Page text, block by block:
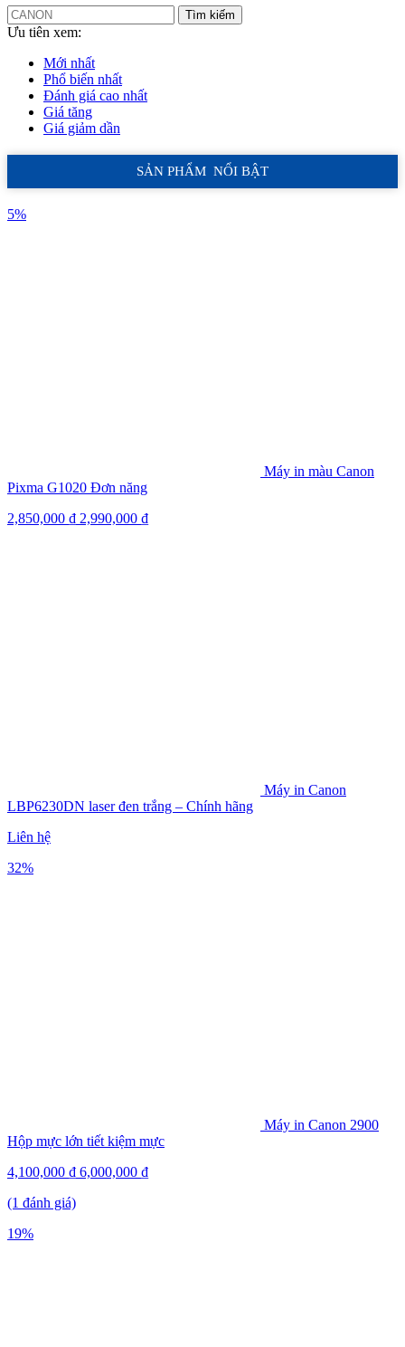
Tìm kiếm
Ưu tiên xem:
Mới nhất
Phổ biến nhất
Đánh giá cao nhất
Giá tăng
Giá giảm dần
SẢN PHẨM NỔI BẬT
5%
Máy in màu Canon
Pixma G1020 Đơn năng
2,850,000 ₫ 2,990,000 ₫
Máy in Canon
LBP6230DN laser đen trắng – Chính hãng
Liên hệ
32%
Máy in Canon 2900
Hộp mực lớn tiết kiệm mực
4,100,000 ₫ 6,000,000 ₫
(1 đánh giá)
19%